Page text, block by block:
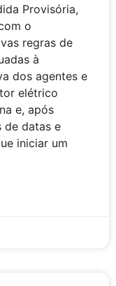
Provisória,
o
regras de
à
dos agentes e
elétrico
e, após
de datas e
iniciar um